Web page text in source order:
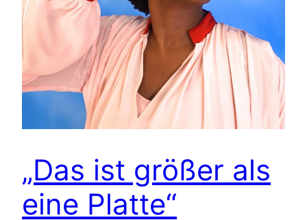
„Das ist größer als
eine Platte“